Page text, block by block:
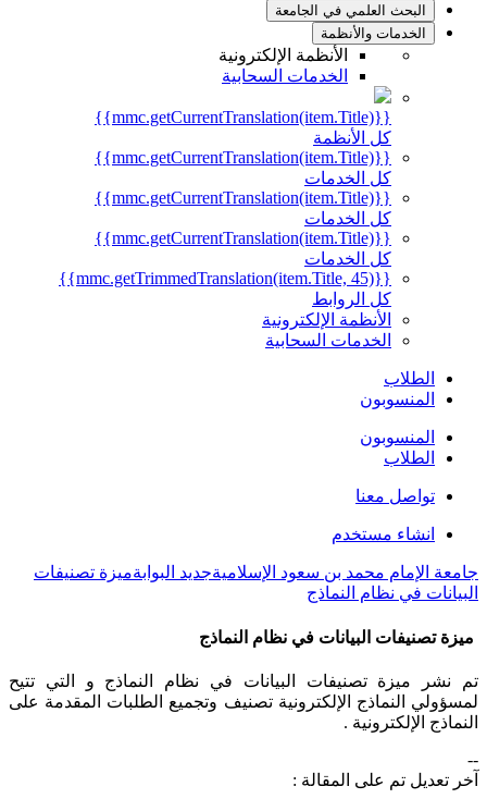
البحث العلمي في الجامعة
الخدمات والأنظمة
الأنظمة الإلكترونية
الخدمات السحابية
{{mmc.getCurrentTranslation(item.Title)}}
كل الأنظمة
{{mmc.getCurrentTranslation(item.Title)}}
كل الخدمات
{{mmc.getCurrentTranslation(item.Title)}}
كل الخدمات
{{mmc.getCurrentTranslation(item.Title)}}
كل الخدمات
{{mmc.getTrimmedTranslation(item.Title, 45)}}
كل الروابط
الأنظمة الإلكترونية
الخدمات السحابية
الطلاب
المنسوبون
المنسوبون
الطلاب
تواصل معنا
انشاء مستخدم
جامعة الإمام محمد بن سعود الإسلاميةجديد البوابةميزة تصنيفات
البيانات في نظام النماذج
ميزة تصنيفات البيانات في نظام النماذج
تم نشر ميزة تصنيفات البيانات في نظام النماذج و التي تتيح
لمسؤولي النماذج الإلكترونية تصنيف وتجميع الطلبات المقدمة على
النماذج الإلكترونية .​
--
آخر تعديل تم على المقالة :